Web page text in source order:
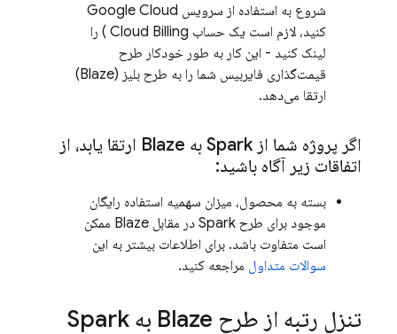
شروع به استفاده از سرویس Google Cloud
کنید، لازم است یک حساب Cloud Billing ) را
لینک کنید - این کار به طور خودکار طرح
قیمت‌گذاری فایربیس شما را به طرح بلیز (Blaze)
ارتقا می‌دهد.
اگر پروژه شما از Spark به Blaze ارتقا یابد، از
اتفاقات زیر آگاه باشید:
بسته به محصول، میزان سهمیه استفاده رایگان
موجود برای طرح Spark در مقابل Blaze ممکن
است متفاوت باشد. برای اطلاعات بیشتر به این
سوالات متداول مراجعه کنید.
تنزل رتبه از طرح Blaze به Spark